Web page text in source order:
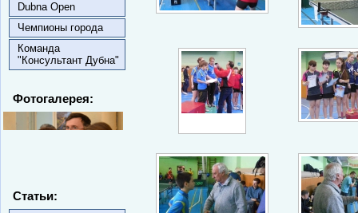
Dubna Open
Чемпионы города
Команда
"Консультант Дубна"
Фотогалерея:
Статьи: